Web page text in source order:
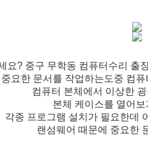
요? 중구 무학동 컴퓨터수리 출
중요한 문서를 작업하는도중 컴
컴퓨터 본체에서 이상한
본체 케이스를 열어
각종 프로그램 설치가 필요한데
랜섬웨어 때문에 중요한